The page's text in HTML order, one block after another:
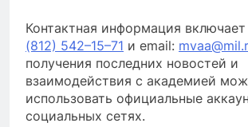
Контактная информация
(812) 542–15–71 и email:
получения последних новостей и
взаимодействия с академией
использовать официальные
социальных сетях.